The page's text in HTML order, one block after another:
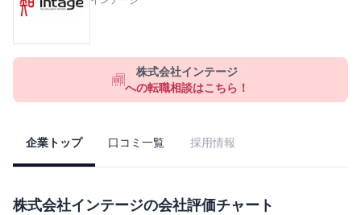
株式会社インテージ
への転職相談はこちら！
企業トップ 口コミ一覧 採用情報
株式会社インテージの会社評価チャート